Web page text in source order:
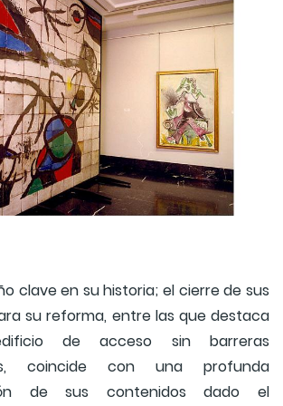
clave en su historia; el cierre de sus
su reforma, entre las que destaca
de acceso sin barreras
coincide con una profunda
de sus contenidos dado el